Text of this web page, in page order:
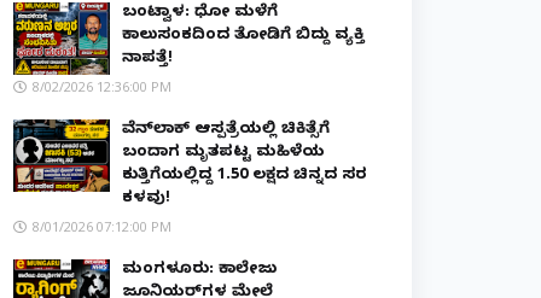
ಬಂಟ್ವಾಳ: ಧೋ ಮಳೆಗೆ
ಕಾಲುಸಂಕದಿಂದ ತೋಡಿಗೆ ಬಿದ್ದು ವ್ಯಕ್ತಿ
ನಾಪತ್ತೆ!
8/02/2026 12:36:00 PM
ವೆನ್‌ಲಾಕ್ ಆಸ್ಪತ್ರೆಯಲ್ಲಿ ಚಿಕಿತ್ಸೆಗೆ
ಬಂದಾಗ ಮೃತಪಟ್ಟ ಮಹಿಳೆಯ
ಕುತ್ತಿಗೆಯಲ್ಲಿದ್ದ ₹1.50 ಲಕ್ಷದ ಚಿನ್ನದ ಸರ
ಕಳವು!
8/01/2026 07:12:00 PM
ಮಂಗಳೂರು: ಕಾಲೇಜು
ಜೂನಿಯರ್‌ಗಳ ಮೇಲೆ